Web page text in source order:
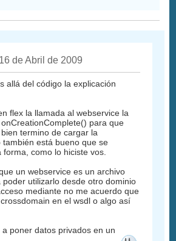
de Abril de 2009
allá del código la explicación
flex la llamada al webservice la
para que
termino de cargar la
también está bueno que se
como lo hiciste vos.
un webservice es un archivo
poder utilizarlo desde otro dominio
mediante no me acuerdo que
en el wsdl o algo así
poner datos privados en un